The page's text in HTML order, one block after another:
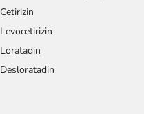
Cetirizin
Levocetirizin
Loratadin
Desloratadin